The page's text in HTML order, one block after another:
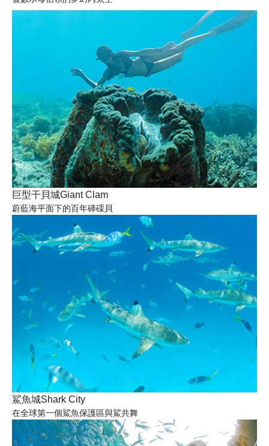
巨型干貝城Giant Clam
蔚藍海平面下的百年硨磲貝
鯊魚城Shark City
在全球第一個鯊魚保護區與鯊共舞